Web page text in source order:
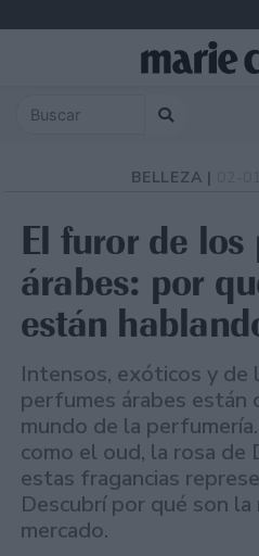
BELLEZA |
El furor de los
árabes: por
están
Intensos, exóticos y de
perfumes árabes están
mundo de la
como el oud, la rosa de
estas fragancias
Descubrí por qué son
mercado.